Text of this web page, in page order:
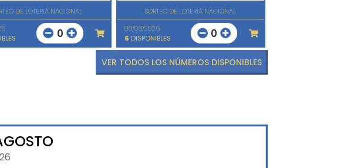
DE LOTERIA NACIONAL
0
SORTEO DE LOTERIA NACIONAL
08/08/2026
6 DISPONIBLES 0
VER TODOS LOS NÚMEROS DISPONIBLES